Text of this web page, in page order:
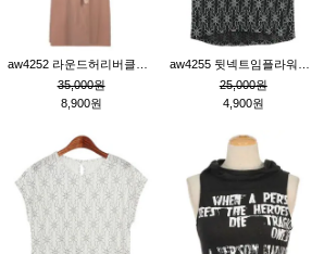
35,000원
8,900원
25,000원
4,900원